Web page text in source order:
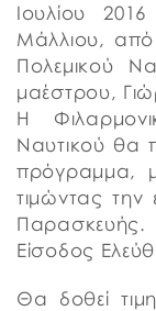
Ιουλίου
Μάλλιου,
Πολεμικού
μαέστρου,
Η
Ναυτικού θα
πρόγραμμα,
τιμώντας
Παρασκευής.
Είσοδος
Θα δοθεί